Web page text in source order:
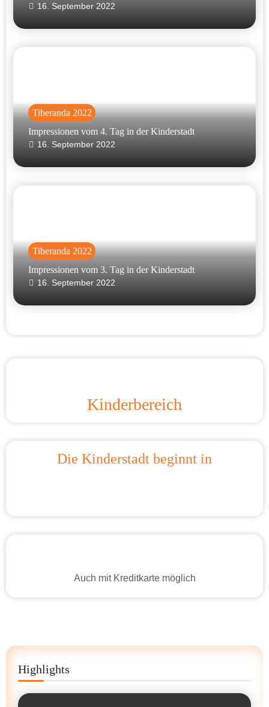
16. September 2022
Tiberanda 2022
Impressionen vom 4. Tag in der Kinderstadt
16. September 2022
Tiberanda 2022
Impressionen vom 3. Tag in der Kinderstadt
16. September 2022
Kinderbereich
Die Kinderstadt beginnt in
Auch mit Kreditkarte möglich
Highlights